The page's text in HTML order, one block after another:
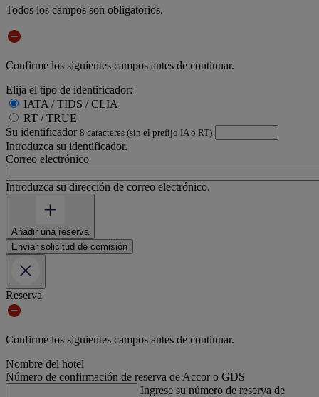
Todos los campos son obligatorios.
Confirme los siguientes campos antes de continuar.
Elija el tipo de identificador:
IATA / TIDS / CLIA
RT / TRUE
Su identificador 8 caracteres (sin el prefijo IA o RT)
Introduzca su identificador.
Correo electrónico
Introduzca su dirección de correo electrónico.
Añadir una reserva
Enviar solicitud de comisión
Reserva
Confirme los siguientes campos antes de continuar.
Nombre del hotel
Número de confirmación de reserva de Accor o GDS
Ingrese su número de reserva de